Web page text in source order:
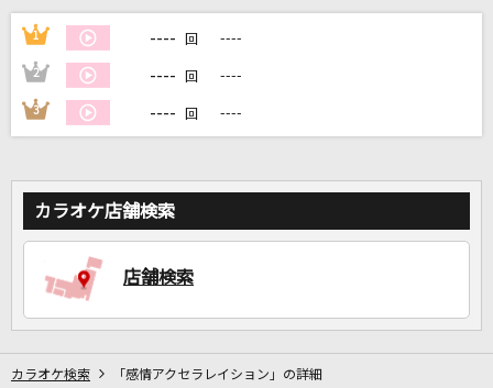
カラオケをもっと楽しもう！
1 ---- 回 ----
2 ---- 回 ----
3 ---- 回 ----
カラオケ店舗検索
店舗検索
カラオケ検索 「感情アクセラレイション」の詳細